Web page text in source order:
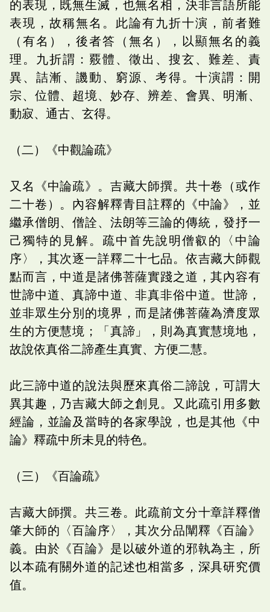
的表現，既無生滅，也無名相，決非言語所能
表現，故稱無名。此論有九折十演，前者難
（有名），後者答（無名），以顯無名的義
理。九折謂：覈體、徵出、搜玄、難差、責
異、詰漸、譏動、窮源、考得。十演謂：開
宗、位體、超境、妙存、辨差、會異、明漸、
動寂、通古、玄得。
（二）《中觀論疏》
又名《中論疏》。吉藏大師撰。共十卷（或作
二十卷）。內容解釋青目註釋的《中論》，並
繼承僧朗、僧詮、法朗等三論的傳統，發抒一
己獨特的見解。疏中首先說明僧叡的〈中論
序〉，其次逐一詳釋二十七品。依吉藏大師觀
點而言，中道是諸佛菩薩實踐之道，其內容有
世諦中道、真諦中道、非真非俗中道。世諦，
並非眾生分別的境界，而是諸佛菩薩為濟度眾
生的方便慧境；「真諦」，則為真實慧境地，
故說依真俗二諦產生真實、方便二慧。
此三諦中道的說法與歷來真俗二諦說，可謂大
異其趣，乃吉藏大師之創見。又此疏引用多數
經論，並論及當時的各家學說，也是其他《中
論》釋疏中所未見的特色。
（三）《百論疏》
吉藏大師撰。共三卷。此疏前文分十章詳釋僧
肇大師的〈百論序〉，其次分品闡釋《百論》
義。由於《百論》是以破外道的邪執為主，所
以本疏有關外道的記述也相當多，深具研究價
值。